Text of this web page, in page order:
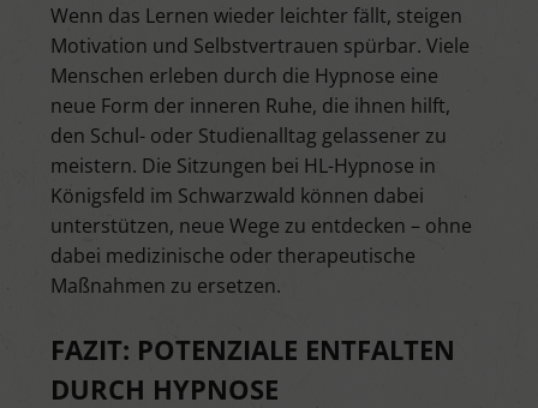
Wenn das Lernen wieder leichter fällt, steigen
Motivation und Selbstvertrauen spürbar. Viele
Menschen erleben durch die Hypnose eine
neue Form der inneren Ruhe, die ihnen hilft,
den Schul- oder Studienalltag gelassener zu
meistern. Die Sitzungen bei HL-Hypnose in
Königsfeld im Schwarzwald können dabei
unterstützen, neue Wege zu entdecken – ohne
dabei medizinische oder therapeutische
Maßnahmen zu ersetzen.
FAZIT: POTENZIALE ENTFALTEN
DURCH HYPNOSE